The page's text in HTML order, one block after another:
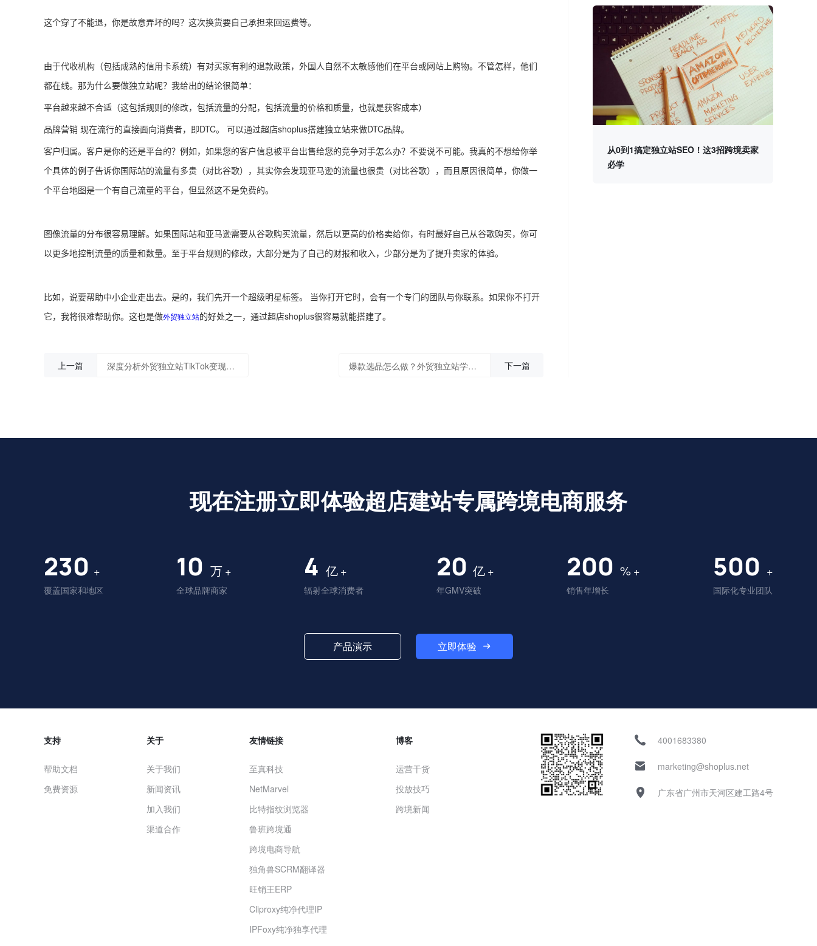
这个穿了不能退，你是故意弄坏的吗？这次换货要自己承担来回运费等。
由于代收机构（包括成熟的信用卡系统）有对买家有利的退款政策，外国人自然不太敏感他们在平台或网站上购物。不管怎样，他们
都在线。那为什么要做独立站呢？我给出的结论很简单：
平台越来越不合适（这包括规则的修改，包括流量的分配，包括流量的价格和质量，也就是获客成本）
品牌营销 现在流行的直接面向消费者，即DTC。 可以通过超店shoplus搭建独立站来做DTC品牌。
客户归属。客户是你的还是平台的？例如，如果您的客户信息被平台出售给您的竞争对手怎么办？不要说不可能。我真的不想给你举
个具体的例子告诉你国际站的流量有多贵（对比谷歌），其实你会发现亚马逊的流量也很贵（对比谷歌），而且原因很简单，你做一
个平台地图是一个有自己流量的平台，但显然这不是免费的。
图像流量的分布很容易理解。如果国际站和亚马逊需要从谷歌购买流量，然后以更高的价格卖给你，有时最好自己从谷歌购买，你可
以更多地控制流量的质量和数量。至于平台规则的修改，大部分是为了自己的财报和收入，少部分是为了提升卖家的体验。
比如，说要帮助中小企业走出去。是的，我们先开一个超级明星标签。 当你打开它时，会有一个专门的团队与你联系。如果你不打开
它，我将很难帮助你。这也是做外贸独立站的好处之一，通过超店shoplus很容易就能搭建了。
上一篇 深度分析外贸独立站TikTok变现模式，帮你快速赚钱 爆款选品怎么做？外贸独立站学会这3招就可以 下一篇
从0到1搞定独立站SEO！这3招跨境卖家
必学
现在注册立即体验超店建站专属跨境电商服务
230 +
覆盖国家和地区
10 万 +
全球品牌商家
4 亿+
辐射全球消费者
20 亿 +
年GMV突破
200 % +
销售年增长
500 +
国际化专业团队
产品演示 立即体验
支持
帮助文档
免费资源
关于
关于我们
新闻资讯
加入我们
渠道合作
友情链接
至真科技
NetMarvel
比特指纹浏览器
鲁班跨境通
跨境电商导航
独角兽SCRM翻译器
旺销王ERP
Cliproxy纯净代理IP
IPFoxy纯净独享代理
博客
运营干货
投放技巧
跨境新闻
4001683380
marketing@shoplus.net
广东省广州市天河区建工路4号